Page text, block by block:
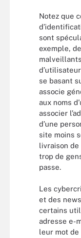
Notez que
sont
exemple,
se basant
associe
aux noms
associer
d’une
site moins
livraison de
trop de
passe.
Les
et des
certains
adresse e-
leur mot de